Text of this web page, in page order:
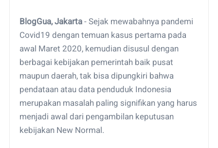
BlogGua, Jakarta - Sejak mewabahnya pandemi
Covid19 dengan temuan kasus pertama pada
awal Maret 2020, kemudian disusul dengan
berbagai kebijakan pemerintah baik pusat
maupun daerah, tak bisa dipungkiri bahwa
pendataan atau data penduduk Indonesia
merupakan masalah paling signifikan yang harus
menjadi awal dari pengambilan keputusan
kebijakan New Normal.